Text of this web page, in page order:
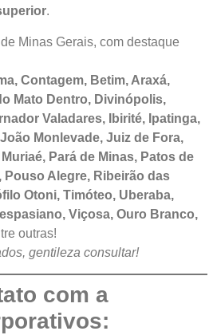
.
Minas Gerais, com destaque
Contagem, Betim, Araxá,
Mato Dentro, Divinópolis,
Valadares, Ibirité, Ipatinga,
Monlevade, Juiz de Fora,
Pará de Minas, Patos de
Pouso Alegre, Ribeirão das
Otoni, Timóteo, Uberaba,
Viçosa, Ouro Branco,
outras!
gentileza consultar!
com a